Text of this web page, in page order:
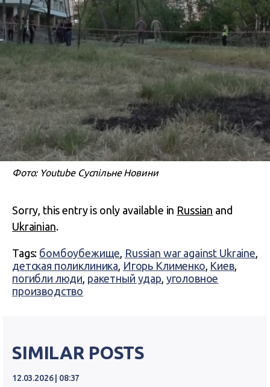
Фото: Youtube Суспільне Новини
Sorry, this entry is only available in Russian and
Ukrainian.
Tags: бомбоубежище, Russian war against Ukraine,
детская поликлиника, Игорь Клименко, Киев,
погибли люди, ракетный удар, уголовное
производство
SIMILAR POSTS
12.03.2026 | 08:37